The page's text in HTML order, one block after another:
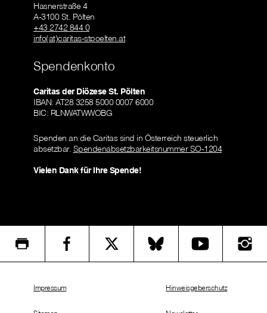
Hasnerstraße 4
A-3100 St. Pölten
+43 2742 844 0
info(at)caritas-stpoelten.at
Spendenkonto
Caritas der Diözese St. Pölten
IBAN: AT28 3258 5000 0007 6000
BIC: RLNWATWWOBG
Spenden an die Caritas sind in Österreich steuerlich
absetzbar. Spendenabsetzbarkeitsnummer SO-1204
Vielen Dank für Ihre Spende!
Impressum Hinweisgeberschutz